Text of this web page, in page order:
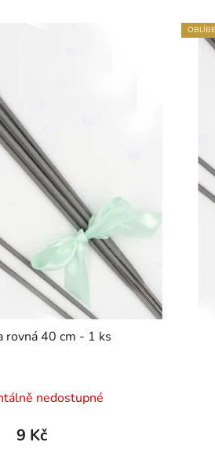
rovná 40 cm - 1 ks
hodnocení
produktu
nedostupné
9 Kč